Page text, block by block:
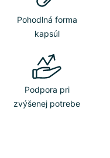
Pohodlná forma
kapsúl
Podpora pri
zvýšenej potrebe